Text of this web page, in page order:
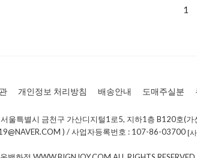
1
개인정보 처리방침 배송안내 도매주실분
울특별시 금천구 가산디지털1로5, 지하1층 B120호(
) / 사업자등록번호 : 107-86-03700 [